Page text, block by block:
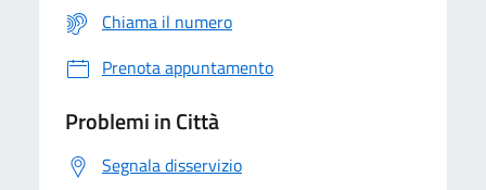
Chiama il numero
Prenota appuntamento
Problemi in Città
Segnala disservizio